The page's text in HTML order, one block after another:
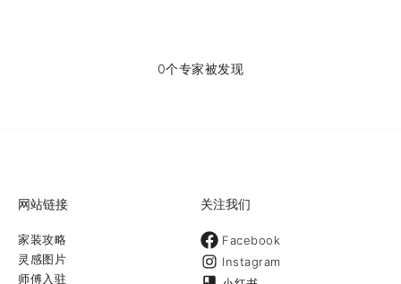
0个专家被发现
网站链接
家装攻略
灵感图片
师傅入驻
关注我们
Facebook
Instagram